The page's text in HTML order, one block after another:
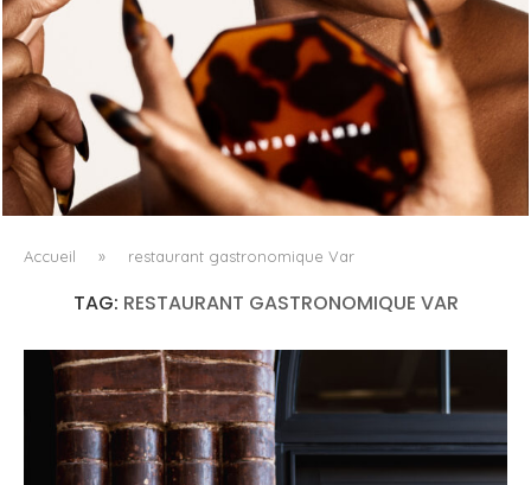
FENTY BEAUTY EXPLORE LA TEXTURE COMME LANGAGE
AVEC LE SUN STALK’R SOUFFLÉ...
Accueil » restaurant gastronomique Var
TAG: RESTAURANT GASTRONOMIQUE VAR